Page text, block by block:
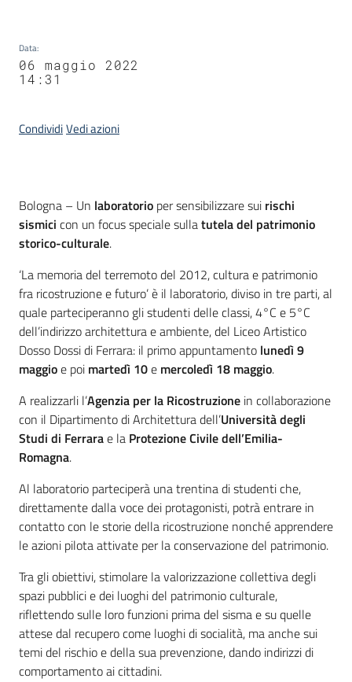
Data:
06 maggio 2022
14:31
CondividiVedi azioni
Contenuto
Bologna – Un laboratorio per sensibilizzare sui rischi
sismici con un focus speciale sullatutela del patrimonio
storico-culturale.
‘La memoria del terremoto del 2012, cultura e patrimonio
fra ricostruzione e futuro’ è il laboratorio, diviso in tre parti, al
quale parteciperanno gli studenti delle classi, 4°C e 5°C
dell’indirizzo architettura e ambiente, del Liceo Artistico
Dosso Dossi di Ferrara: il primo appuntamento lunedì 9
maggioe poi martedì 10e mercoledì 18 maggio.
A realizzarli l’Agenzia per la Ricostruzione in collaborazione
con il Dipartimento di Architettura dell’Università degli
Studi di Ferrarae la Protezione Civile dell’Emilia-
Romagna.
Al laboratorio parteciperà una trentina di studenti che,
direttamente dalla voce dei protagonisti, potrà entrare in
contatto con le storie della ricostruzione nonché apprendere
le azioni pilota attivate per la conservazione del patrimonio.
Tra gli obiettivi, stimolare la valorizzazione collettiva degli
spazi pubblici e dei luoghi del patrimonio culturale,
riflettendo sulle loro funzioni prima del sisma e su quelle
attese dal recupero come luoghi di socialità, ma anche sui
temi del rischio e della sua prevenzione, dando indirizzi di
comportamento ai cittadini.